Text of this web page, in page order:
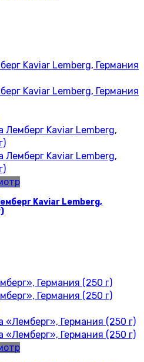
Kaviar Lemberg,